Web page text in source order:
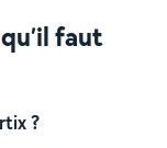
faut
?